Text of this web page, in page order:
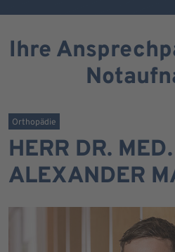
Ihre
Orthopädie
HERR DR. MED.
ALEXANDER